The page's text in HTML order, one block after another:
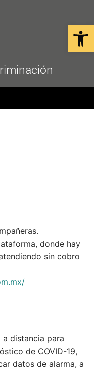
donde hay
sin cobro
distancia para
de COVID-19,
datos de alarma, a